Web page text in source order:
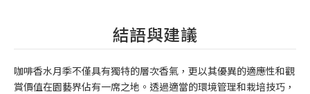
結語與建議
咖啡香水月季不僅具有獨特的層次香氣，更以其優異的適應性和觀
賞價值在園藝界佔有一席之地。透過適當的環境管理和栽培技巧，